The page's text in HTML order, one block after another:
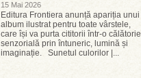
15 Mai 2026
Editura Frontiera anunță apariția unui
album ilustrat pentru toate vârstele,
care își va purta cititorii într-o călătorie
senzorială prin întuneric, lumină și
imaginație. Sunetul culorilor |...